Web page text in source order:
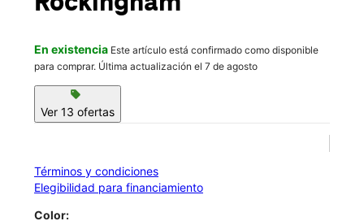
En existencia Este artículo está confirmado como disponible
para comprar. Última actualización el 7 de agosto
sell
Ver 13 ofertas
Términos y condiciones
Elegibilidad para financiamiento
Color: